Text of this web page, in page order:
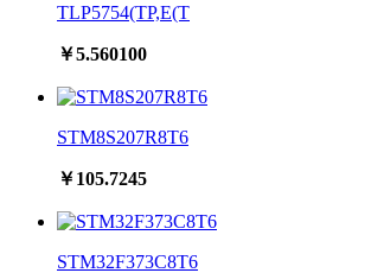
TLP5754(TP,E(T
￥5.560100
STM8S207R8T6
￥105.7245
STM32F373C8T6